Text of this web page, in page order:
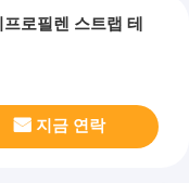
로필렌 스트랩 테
지금 연락